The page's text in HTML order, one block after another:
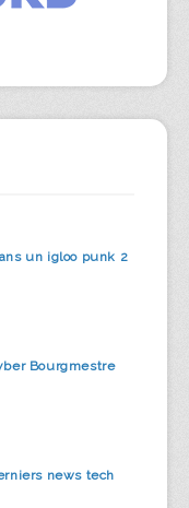
un igloo punk 2
Bourgmestre
news tech